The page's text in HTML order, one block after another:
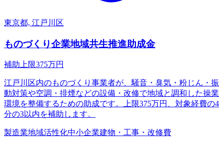
東京都, 江戸川区
ものづくり企業地域共生推進助成金
補助上限375万円
江戸川区内のものづくり事業者が、騒音・臭気・粉じん・振
動対策や空調・排煙などの設備・改修で地域と調和した操業
環境を整備するための助成です。上限375万円、対象経費の4
分の3以内を補助します。
製造業地域活性化中小企業建物・工事・改修費